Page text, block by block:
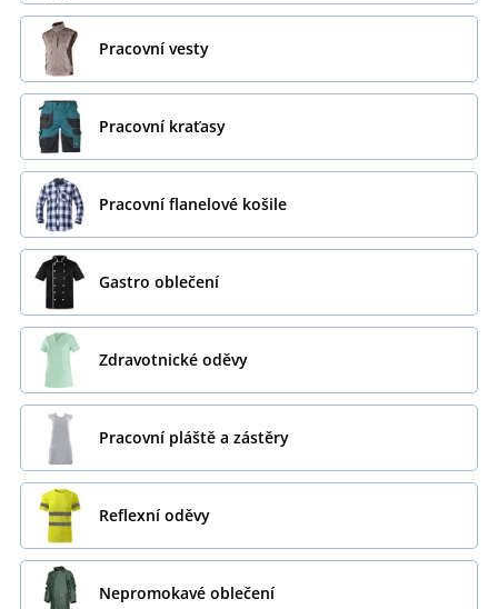
Pracovní vesty
Pracovní kraťasy
Pracovní flanelové košile
Gastro oblečení
Zdravotnické oděvy
Pracovní pláště a zástěry
Reflexní oděvy
Nepromokavé oblečení